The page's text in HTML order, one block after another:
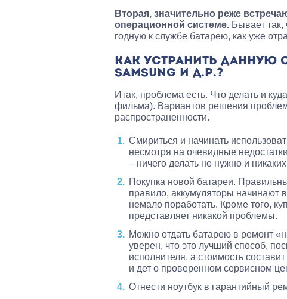
Вторая, значительно реже
операционной системе. Бывает
годную к службе батарею, как уже
КАК УСТРАНИТЬ ДАННУЮ
SAMSUNG И Д.Р.?
Итак, проблема есть. Что делать и
фильма). Вариантов решения
распространенности.
Смириться и начинать
несмотря на очевидные
– ничего делать не нужно и
Покупка новой батареи.
правило, аккумуляторы начинают
немало поработать. Кроме того,
представляет никакой проблемы.
Можно отдать батарею в ремонт
уверен, что это лучший способ,
исполнителя, а стоимость
и дет о проверенном сервисном
Отнести ноутбук в гарантийный